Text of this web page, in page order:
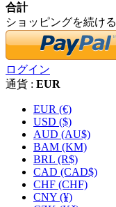
合計
ショッピングを続ける
ログイン
通貨 : EUR
EUR (€)
USD ($)
AUD (AU$)
BAM (KM)
BRL (R$)
CAD (CAD$)
CHF (CHF)
CNY (¥)